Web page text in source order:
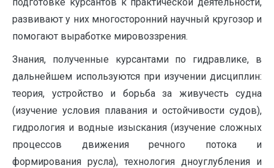
развивают у них многосторонний научный кругозор и
помогают выработке мировоззрения.
Знания, полученные курсантами по гидравлике, в
дальнейшем используются при изучении дисциплин:
теория, устройство и борьба за живучесть судна
(изучение условия плавания и остойчивости судов),
гидрология и водные изыскания (изучение сложных
процессов движения речного потока и
формирования русла), технология дноуглубления и